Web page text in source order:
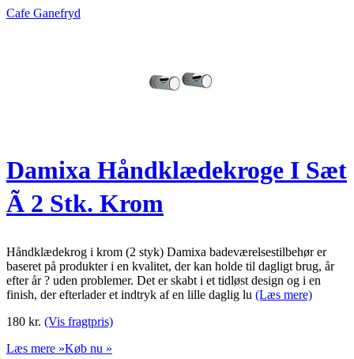
Cafe Ganefryd
Damixa Håndklædekroge I Sæt
Ã 2 Stk. Krom
Håndklædekrog i krom (2 styk) Damixa badeværelsestilbehør er
baseret på produkter i en kvalitet, der kan holde til dagligt brug, år
efter år ? uden problemer. Det er skabt i et tidløst design og i en
finish, der efterlader et indtryk af en lille daglig lu (Læs mere)
180 kr. (Vis fragtpris)
Læs mere »Køb nu »